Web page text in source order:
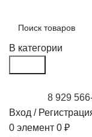
В категории
8 929
Вход /
0 элемент 0 ₽